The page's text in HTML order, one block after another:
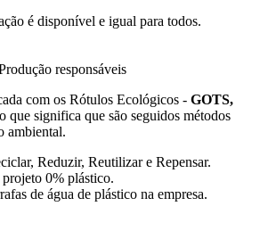
é disponível e igual para todos.
responsáveis
com os Rótulos Ecológicos - GOTS,
que significa que são seguidos métodos
ambiental.
Reduzir, Reutilizar e Repensar.
0% plástico.
de água de plástico na empresa.